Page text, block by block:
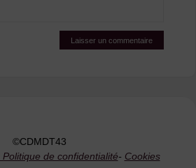
©CDMDT43
Politique de confidentialité- Cookies